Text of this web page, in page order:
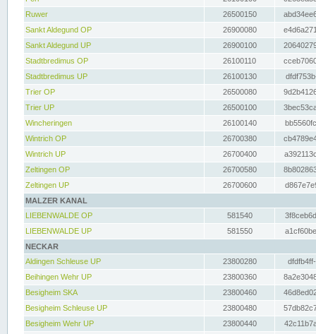
Ruwer
26500150
Sankt Aldegund OP
26900080
Sankt Aldegund UP
26900100
Stadtbredimus OP
26100110
Stadtbredimus UP
26100130
Trier OP
26500080
Trier UP
26500100
Wincheringen
26100140
Wintrich OP
26700380
Wintrich UP
26700400
Zeltingen OP
26700580
Zeltingen UP
26700600
MALZER KANAL
LIEBENWALDE OP
581540
LIEBENWALDE UP
581550
NECKAR
Aldingen Schleuse UP
23800280
Beihingen Wehr UP
23800360
Besigheim SKA
23800460
Besigheim Schleuse UP
23800480
Besigheim Wehr UP
23800440